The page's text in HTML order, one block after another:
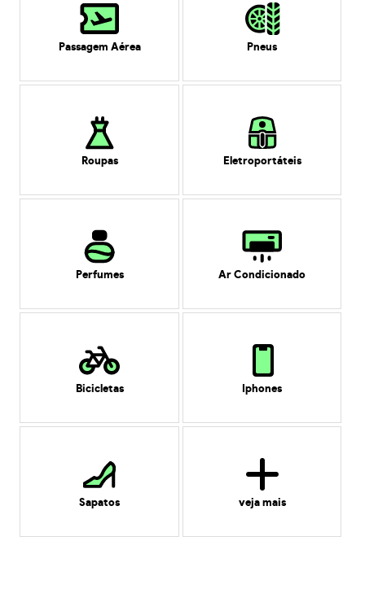
Passagem Aérea Pneus
Roupas Eletroportáteis
Perfumes Ar Condicionado
Bicicletas Iphones
Sapatos veja mais